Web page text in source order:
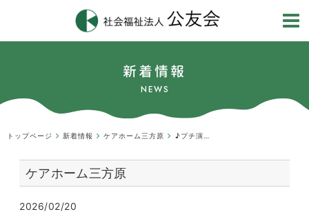
新着情報
NEWS
トップページ 新着情報 ケアホーム三方原
ケアホーム三方原
2026/02/20